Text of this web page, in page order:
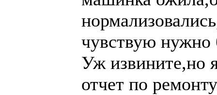
чувствую нужно
Уж извините,но
отчет по